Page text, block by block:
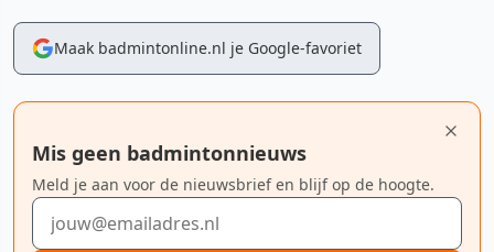
Maak badmintonline.nl je Google-favoriet
Mis geen badmintonnieuws
Meld je aan voor de nieuwsbrief en blijf op de hoogte.
E-mailadres